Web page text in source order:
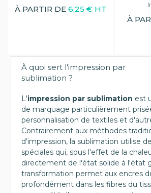
À PARTIR DE 6,25 € HT
À
À quoi sert l'impression par
sublimation ?
L'impression par sublimation est
de marquage particulièrement
personnalisation de textiles et
Contrairement aux méthodes
d'impression, la sublimation utilise
spéciales qui, sous l'effet de la
directement de l'état solide à l'état
transformation permet aux encres
profondément dans les fibres du